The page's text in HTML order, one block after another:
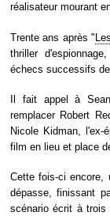
réalisateur mourant
Trente ans après "
thriller
échecs successifs
Il fait appel à
remplacer Robert
Nicole Kidman, l'ex-
film en lieu et place
Cette fois-ci encore,
dépasse, finissant
scénario écrit à trois